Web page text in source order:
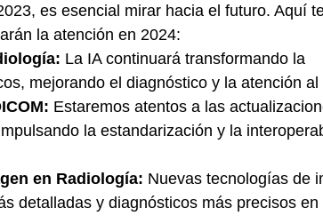
es esencial mirar hacia el futuro. Aquí
la atención en 2024:
La IA continuará transformando la
mejorando el diagnóstico y la atención al
Estaremos atentos a las
la estandarización y la
en Radiología: Nuevas tecnologías de
detalladas y diagnósticos más precisos